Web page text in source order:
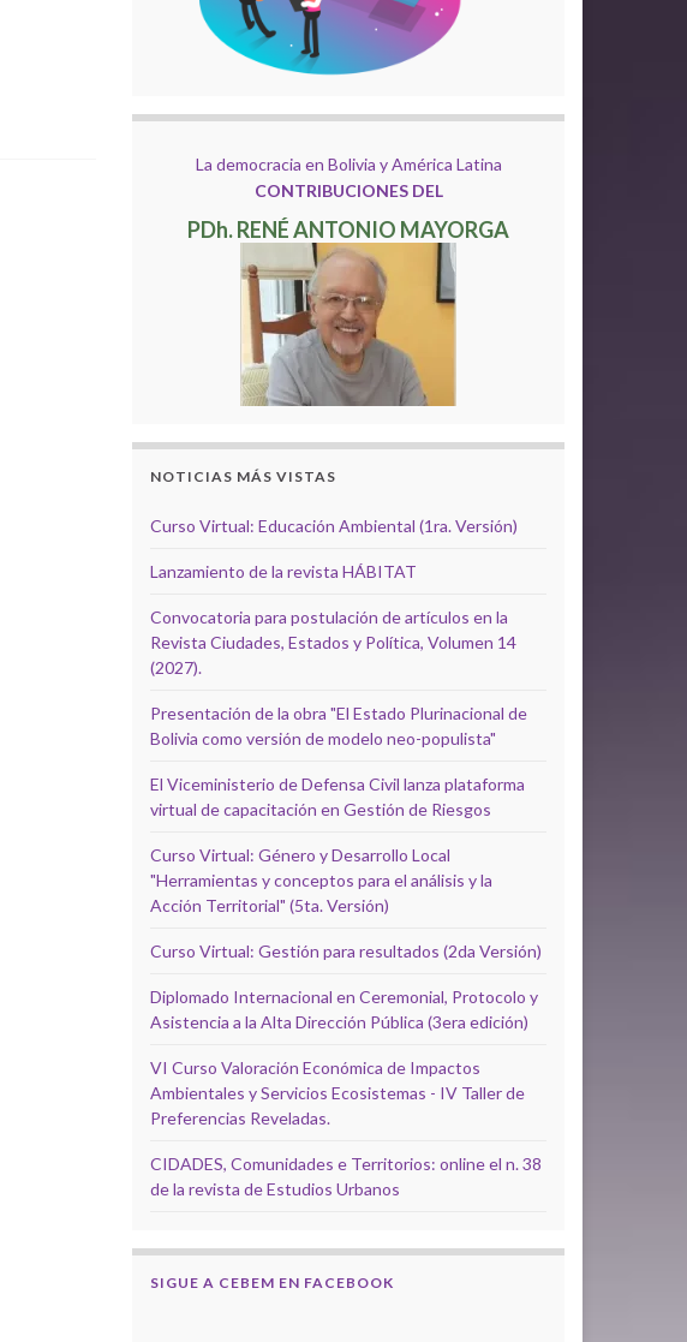
La democracia en Bolivia y América Latina
CONTRIBUCIONES DEL
PDh. RENÉ ANTONIO MAYORGA
NOTICIAS MÁS VISTAS
Curso Virtual: Educación Ambiental (1ra. Versión)
Lanzamiento de la revista HÁBITAT
Convocatoria para postulación de artículos en la
Revista Ciudades, Estados y Política, Volumen 14
(2027).
Presentación de la obra "El Estado Plurinacional de
Bolivia como versión de modelo neo-populista"
El Viceministerio de Defensa Civil lanza plataforma
virtual de capacitación en Gestión de Riesgos
Curso Virtual: Género y Desarrollo Local
"Herramientas y conceptos para el análisis y la
Acción Territorial" (5ta. Versión)
Curso Virtual: Gestión para resultados (2da Versión)
Diplomado Internacional en Ceremonial, Protocolo y
Asistencia a la Alta Dirección Pública (3era edición)
VI Curso Valoración Económica de Impactos
Ambientales y Servicios Ecosistemas - IV Taller de
Preferencias Reveladas.
CIDADES, Comunidades e Territorios: online el n. 38
de la revista de Estudios Urbanos
SIGUE A CEBEM EN FACEBOOK